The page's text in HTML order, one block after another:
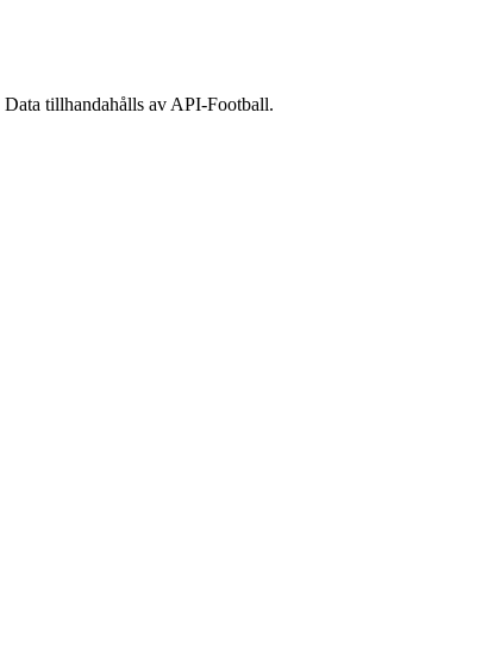
Data tillhandahålls av API-Football.